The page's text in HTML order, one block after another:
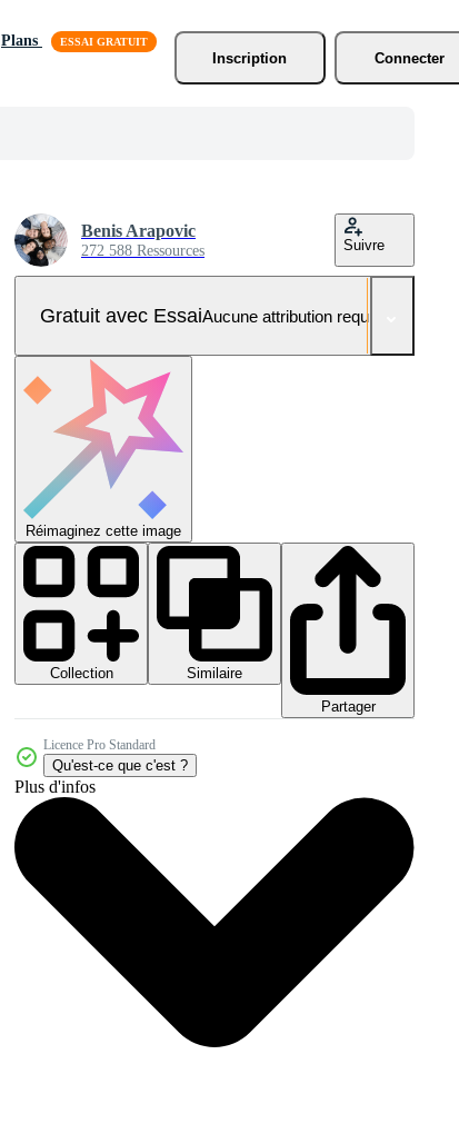
Plans
Inscription
Connecter
Benis Arapovic
272 588 Ressources Suivre
Gratuit avec EssaiAucune attribution requise
Réimaginez cette image
Collection
Similaire
Partager
Licence Pro Standard
Qu'est-ce que c'est ?
Plus d'infos